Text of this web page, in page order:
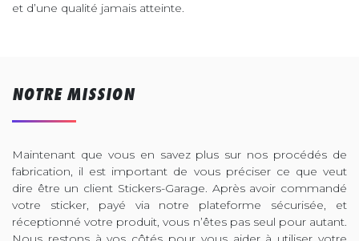
et d’une qualité jamais atteinte.
NOTRE MISSION
Maintenant que vous en savez plus sur nos procédés de
fabrication, il est important de vous préciser ce que veut
dire être un client Stickers-Garage. Après avoir commandé
votre sticker, payé via notre plateforme sécurisée, et
réceptionné votre produit, vous n’êtes pas seul pour autant.